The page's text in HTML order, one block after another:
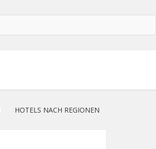
HOTELS NACH REGIONEN